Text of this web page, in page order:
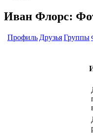
Иван Флорс:
Профиль ДрузьяГруппы